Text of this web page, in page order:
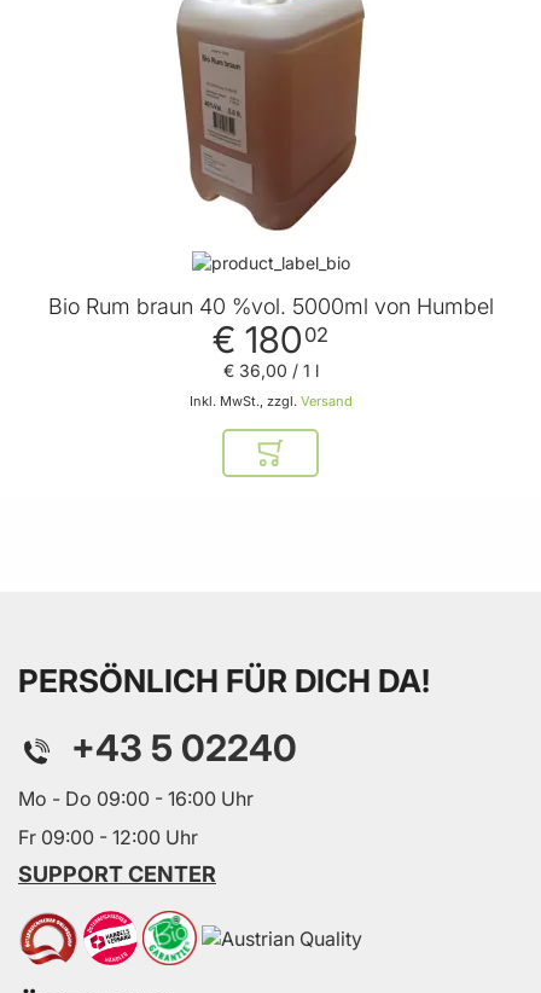
Bio Rum braun 40 %vol. 5000ml von Humbel
€ 180 02
Inkl. MwSt., zzgl. Versand
€ 36,00 / 1 l
In den Warenkorb
PERSÖNLICH FÜR DICH DA!
+43 5 02240
Mo - Do 09:00 - 16:00 Uhr
Fr 09:00 - 12:00 Uhr
SUPPORT CENTER